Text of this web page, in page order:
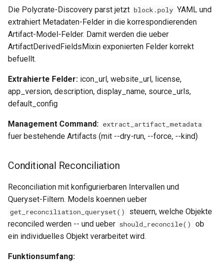
Die Polycrate-Discovery parst jetzt block.poly YAML und
extrahiert Metadaten-Felder in die korrespondierenden
Artifact-Model-Felder. Damit werden die ueber
ArtifactDerivedFieldsMixin exponierten Felder korrekt
befuellt.
Extrahierte Felder: icon_url, website_url, license,
app_version, description, display_name, source_urls,
default_config
Management Command: extract_artifact_metadata
fuer bestehende Artifacts (mit --dry-run, --force, --kind)
Conditional Reconciliation
Reconciliation mit konfigurierbaren Intervallen und
Queryset-Filtern. Models koennen ueber
get_reconciliation_queryset()
steuern, welche Objekte
reconciled werden -- und ueber should_reconcile()
ob
ein individuelles Objekt verarbeitet wird.
Funktionsumfang: